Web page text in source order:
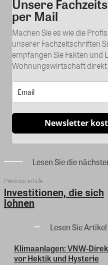
Unsere
per Mail
Machen Sie es wie die
unserer Fachzeitschriften
empfangen Sie Fakten und
Wohnungswirtschaft
Newsletter
Lesen Sie die
Previous article
Investitionen, die sich
lohnen
Lesen Sie
Klimaanlagen: VNW-
vor Hektik und Hysterie